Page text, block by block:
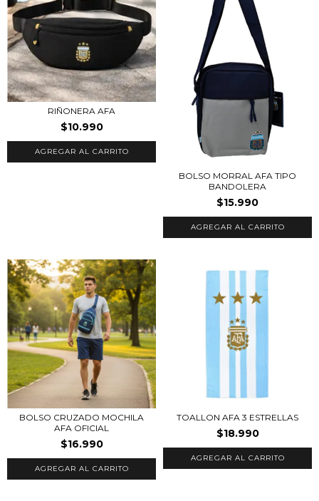
RIÑONERA AFA
$10.990
BOLSO MORRAL AFA TIPO
BANDOLERA
$15.990
AGREGAR AL CARRITO
BOLSO CRUZADO MOCHILA
AFA OFICIAL
$16.990
TOALLON AFA 3 ESTRELLAS
$18.990